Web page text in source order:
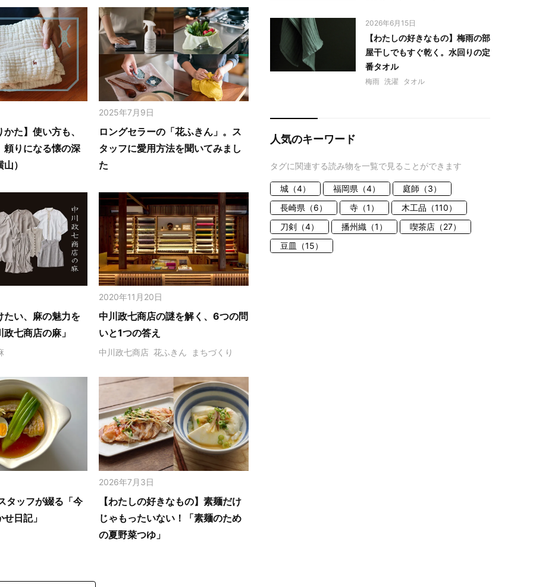
た】使い方も、
頼りになる懐の深
）
2025年7月9日
ロングセラーの「花ふきん」。ス
タッフに愛用方法を聞いてみまし
た
たい、麻の魅力を
七商店の麻」
2020年11月20日
中川政七商店の謎を解く、6つの問
いと1つの答え
中川政七商店 花ふきん まちづくり
タッフが綴る「今
日記」
2026年7月3日
【わたしの好きなもの】素麺だけ
じゃもったいない！「素麺のため
の夏野菜つゆ」
2026年6月15日
【わたしの好きなもの】梅雨の部
屋干しでもすぐ乾く。水回りの定
番タオル
梅雨 洗濯 タオル
人気のキーワード
タグに関連する読み物を一覧で見ることができます
城（4） 福岡県（4）
庭師（3）
長崎県（6）
寺（1）
木工品（110）
刀剣（4）
播州織（1）
喫茶店（27）
豆皿（15）